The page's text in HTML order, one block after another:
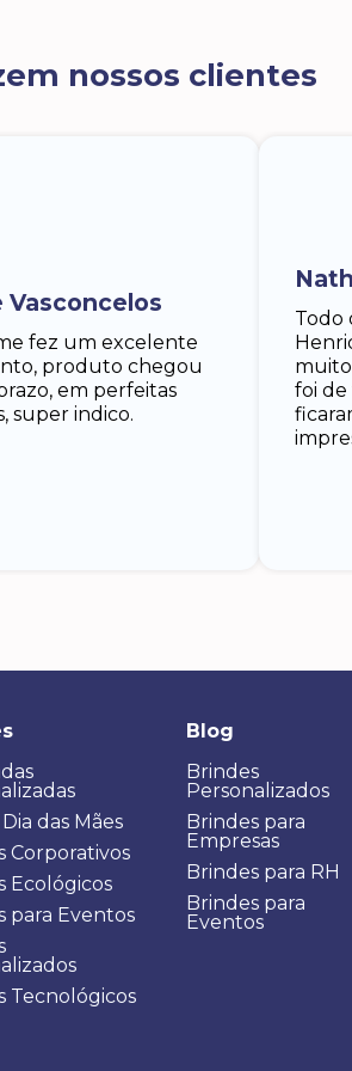
nossos clientes
fez um excelente
produto chegou
em perfeitas
super indico.
Vasconcelos
Todo
foi de
das Mães
Corporativos
Ecológicos
para Eventos
Tecnológicos
Blog
Brindes
Personalizados
Brindes para
Empresas
Brindes para RH
Brindes para
Eventos